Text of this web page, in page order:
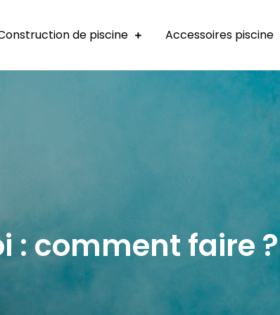
piscine naturellede piscine Accessoires piscine
: comment faire ?